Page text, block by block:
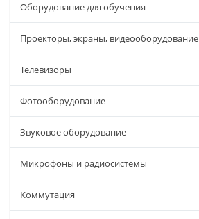
Оборудование для обучения
Проекторы, экраны, видеооборудование
Телевизоры
Фотооборудование
Звуковое оборудование
Микрофоны и радиосистемы
Коммутация